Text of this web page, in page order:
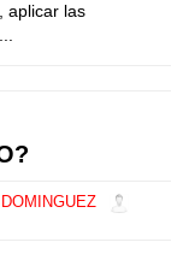
aplicar las